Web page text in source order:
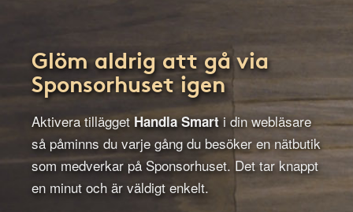
Glöm aldrig att gå via
Sponsorhuset igen
Aktivera tillägget Handla Smarti din webläsare
så påminns du varje gång du besöker en nätbutik
som medverkar på Sponsorhuset. Det tar knappt
en minut och är väldigt enkelt.